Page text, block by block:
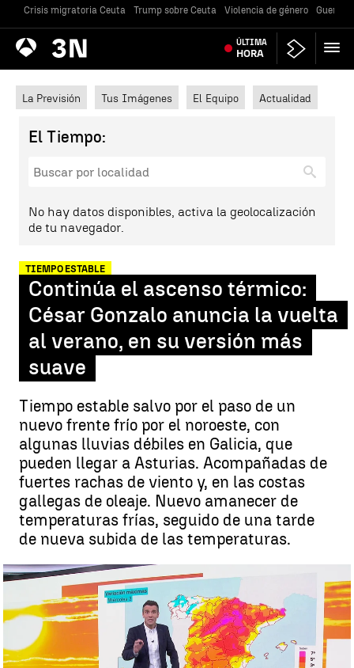
Crisis migratoria Ceuta Trump sobre Ceuta Violencia de género Guerra
Antena
3 Noticias ÚLTIMA
HORA
La Previsión Tus Imágenes El Equipo Actualidad
El Tiempo:
No hay datos disponibles, activa la geolocalización
de tu navegador.
TIEMPO ESTABLE
Continúa el ascenso térmico:
César Gonzalo anuncia la vuelta
al verano, en su versión más
suave
Tiempo estable salvo por el paso de un
nuevo frente frío por el noroeste, con
algunas lluvias débiles en Galicia, que
pueden llegar a Asturias. Acompañadas de
fuertes rachas de viento y, en las costas
gallegas de oleaje. Nuevo amanecer de
temperaturas frías, seguido de una tarde
de nueva subida de las temperaturas.
Continúan los cambios en el tiempo lo que queda de semana. |
Antena 3 Noticias